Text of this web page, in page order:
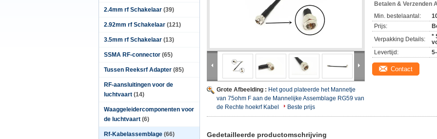
2.4mm rf Schakelaar (39)
2.92mm rf Schakelaar (121)
3.5mm rf Schakelaar (13)
SSMA RF-connector (65)
Tussen Reeksrf Adapter (85)
RF-aansluitingen voor de
luchtvaart (14)
Waaggeleidercomponenten voor
de luchtvaart (6)
Rf-Kabelassemblage (66)
Grote Afbeelding : Het goud plateerde het Mannetje
van 75ohm F aan de Mannelijke Assemblage RG59 van
de Rechte hoekrf Kabel
Beste prijs
Betalen & Verzenden
Min. bestelaantal:
Prijs:
Verpakking Details:
*
Levertijd:
Contact
Gedetailleerde productomschrijving